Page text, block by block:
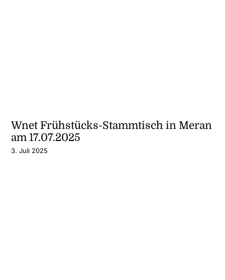
Wnet Frühstücks-Stammtisch in Meran
am 17.07.2025
3. Juli 2025